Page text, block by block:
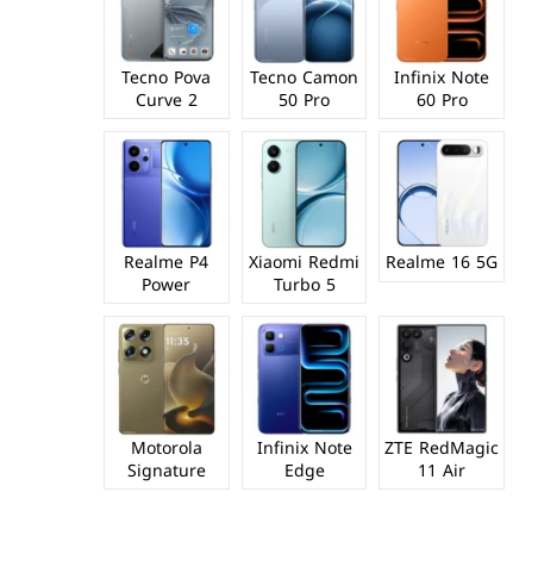
Infinix Note
60 Pro
Tecno Camon
50 Pro
Tecno Pova
Curve 2
Realme 16 5G
Xiaomi Redmi
Turbo 5
Realme P4
Power
ZTE RedMagic
11 Air
Infinix Note
Edge
Motorola
Signature